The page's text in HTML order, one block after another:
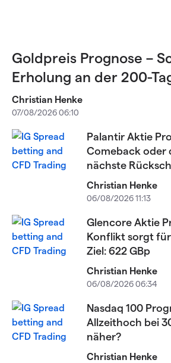
Goldpreis Prognose –
Erholung an der 200-
Christian Henke
07/08/2026 06:10
Palantir Aktie
Comeback oder
nächste
Christian Henke
06/08/2026 11:13
Glencore Aktie
Konflikt sorgt
Ziel: 622 GBp
Christian Henke
06/08/2026 06:34
Nasdaq 100
Allzeithoch bei
näher?
Christian Henke